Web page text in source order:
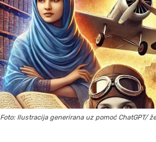
Foto: Ilustracija generirana uz pomoć ChatGPT/